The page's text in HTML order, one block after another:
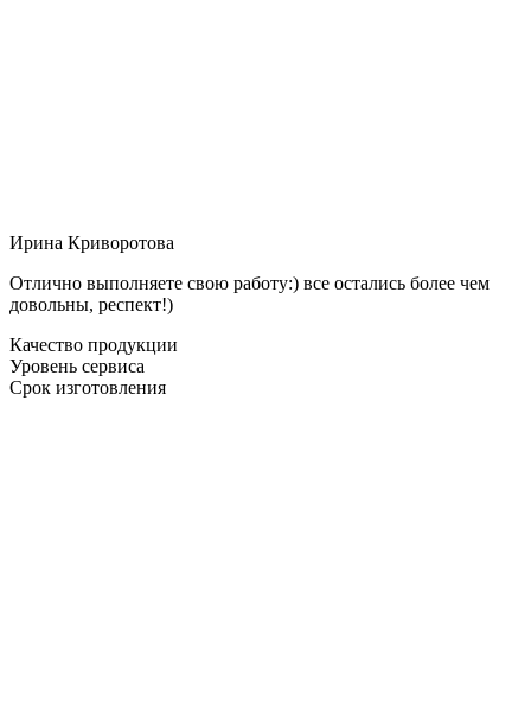
Ирина Криворотова
Отлично выполняете свою работу:) все остались более чем
довольны, респект!)
Качество продукции
Уровень сервиса
Срок изготовления